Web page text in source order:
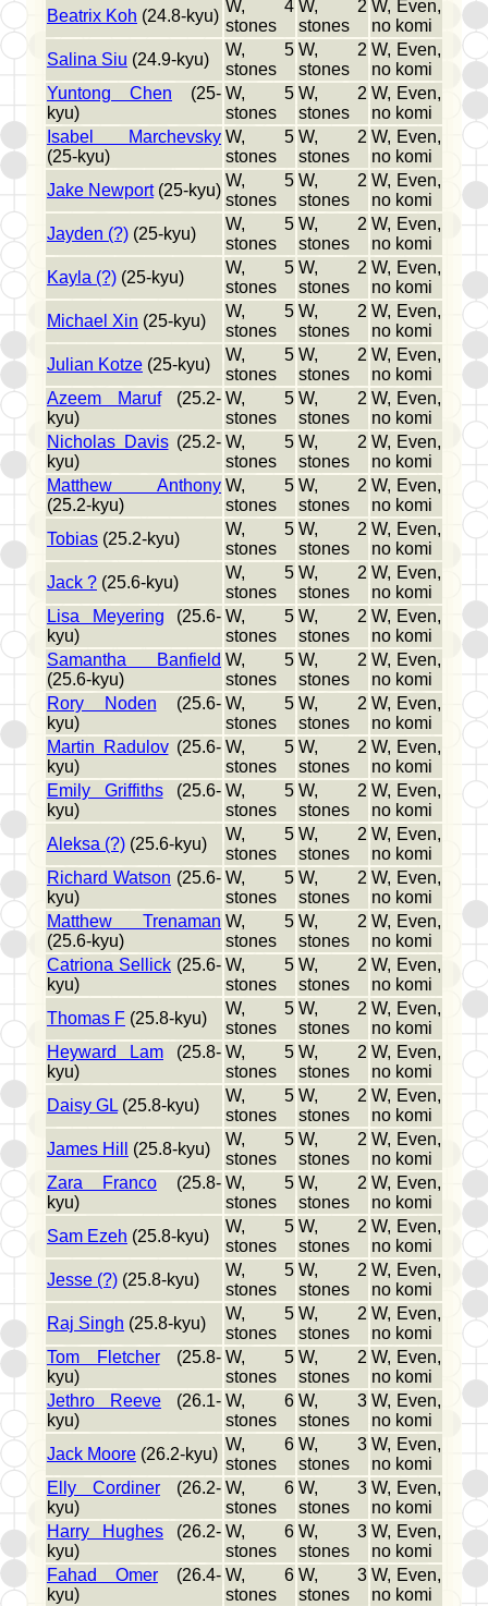
Beatrix Koh (24.8-kyu)
W, 4
stones
W, 2
stones
W, Even,
no komi
Salina Siu (24.9-kyu)
W, 5
stones
W, 2
stones
W, Even,
no komi
Yuntong Chen (25-
kyu)
W, 5
stones
W, 2
stones
W, Even,
no komi
Isabel Marchevsky
(25-kyu)
W, 5
stones
W, 2
stones
W, Even,
no komi
Jake Newport(25-kyu)
W, 5
stones
W, 2
stones
W, Even,
no komi
Jayden (?) (25-kyu)
W, 5
stones
W, 2
stones
W, Even,
no komi
Kayla (?) (25-kyu)
W, 5
stones
W, 2
stones
W, Even,
no komi
Michael Xin (25-kyu)
W, 5
stones
W, 2
stones
W, Even,
no komi
Julian Kotze (25-kyu)
W, 5
stones
W, 2
stones
W, Even,
no komi
Azeem Maruf(25.2-
kyu)
W, 5
stones
W, 2
stones
W, Even,
no komi
Nicholas Davis(25.2-
kyu)
W, 5
stones
W, 2
stones
W, Even,
no komi
Matthew Anthony
(25.2-kyu)
W, 5
stones
W, 2
stones
W, Even,
no komi
Tobias (25.2-kyu)
W, 5
stones
W, 2
stones
W, Even,
no komi
Jack ? (25.6-kyu)
W, 5
stones
W, 2
stones
W, Even,
no komi
Lisa Meyering (25.6-
kyu)
W, 5
stones
W, 2
stones
W, Even,
no komi
Samantha Banfield
(25.6-kyu)
W, 5
stones
W, 2
stones
W, Even,
no komi
Rory Noden (25.6-
kyu)
W, 5
stones
W, 2
stones
W, Even,
no komi
Martin Radulov(25.6-
kyu)
W, 5
stones
W, 2
stones
W, Even,
no komi
Emily Griffiths(25.6-
kyu)
W, 5
stones
W, 2
stones
W, Even,
no komi
Aleksa (?) (25.6-kyu)
W, 5
stones
W, 2
stones
W, Even,
no komi
Richard Watson (25.6-
kyu)
W, 5
stones
W, 2
stones
W, Even,
no komi
Matthew Trenaman
(25.6-kyu)
W, 5
stones
W, 2
stones
W, Even,
no komi
Catriona Sellick (25.6-
kyu)
W, 5
stones
W, 2
stones
W, Even,
no komi
Thomas F (25.8-kyu)
W, 5
stones
W, 2
stones
W, Even,
no komi
Heyward Lam (25.8-
kyu)
W, 5
stones
W, 2
stones
W, Even,
no komi
Daisy GL(25.8-kyu)
W, 5
stones
W, 2
stones
W, Even,
no komi
James Hill
(25.8-kyu)
W, 5
stones
W, 2
stones
W, Even,
no komi
Zara Franco (25.8-
kyu)
W, 5
stones
W, 2
stones
W, Even,
no komi
Sam Ezeh (25.8-kyu)
W, 5
stones
W, 2
stones
W, Even,
no komi
Jesse (?) (25.8-kyu)
W, 5
stones
W, 2
stones
W, Even,
no komi
Raj Singh (25.8-kyu)
W, 5
stones
W, 2
stones
W, Even,
no komi
Tom Fletcher(25.8-
kyu)
W, 5
stones
W, 2
stones
W, Even,
no komi
Jethro Reeve (26.1-
kyu)
W, 6
stones
W, 3
stones
W, Even,
no komi
Jack Moore (26.2-kyu)
W, 6
stones
W, 3
stones
W, Even,
no komi
Elly Cordiner (26.2-
kyu)
W, 6
stones
W, 3
stones
W, Even,
no komi
Harry Hughes (26.2-
kyu)
W, 6
stones
W, 3
stones
W, Even,
no komi
Fahad Omer (26.4-
kyu)
W, 6
stones
W, 3
stones
W, Even,
no komi